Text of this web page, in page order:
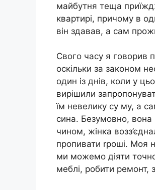
майбутня теща
квартирі, причому в
він здавав, а сам
Свого часу я говорив
оскільки за законом
один із днів, коли у
вирішили
їм невелику су му, а
сина. Безумовно, вона
чином, жінка
пропивати rроші. Моя
ми можемо діяти
меблі, робити ремонт,